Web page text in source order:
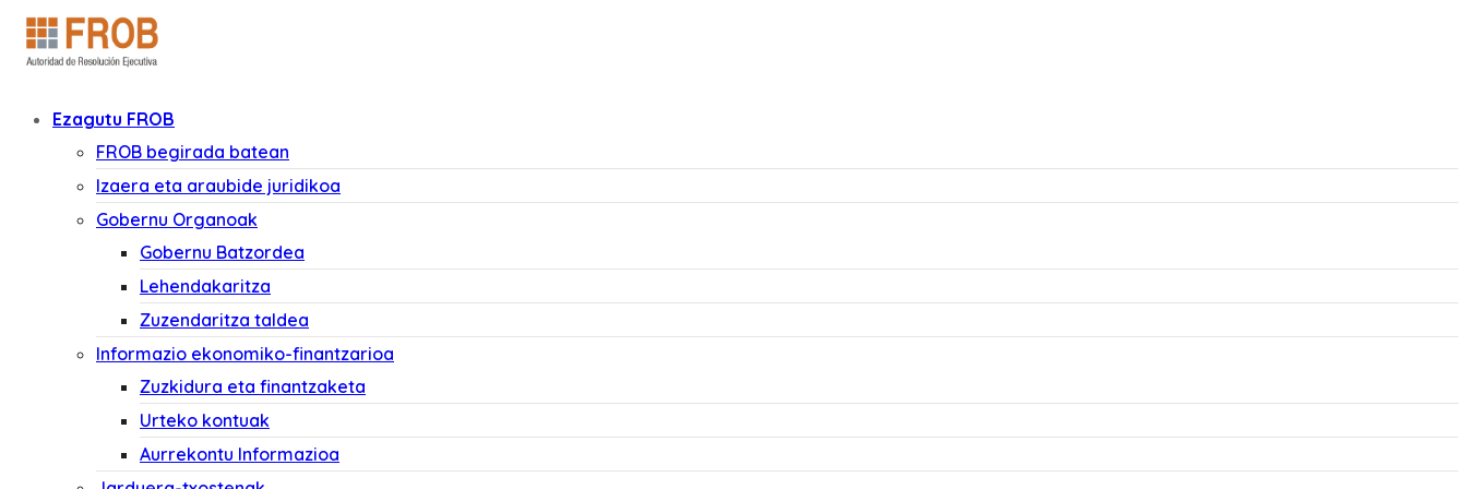
Ezagutu FROB
FROB begirada batean
Izaera eta araubide juridikoa
Gobernu Organoak
Gobernu Batzordea
Lehendakaritza
Zuzendaritza taldea
Informazio ekonomiko-finantzarioa
Zuzkidura eta finantzaketa
Urteko kontuak
Aurrekontu Informazioa